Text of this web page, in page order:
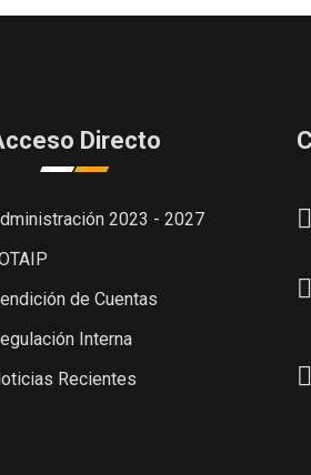
Directo
2023 - 2027
de Cuentas
Interna
Recientes